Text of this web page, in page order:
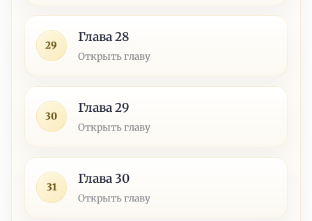
29
Глава 28
Открыть главу
30
Глава 29
Открыть главу
31
Глава 30
Открыть главу